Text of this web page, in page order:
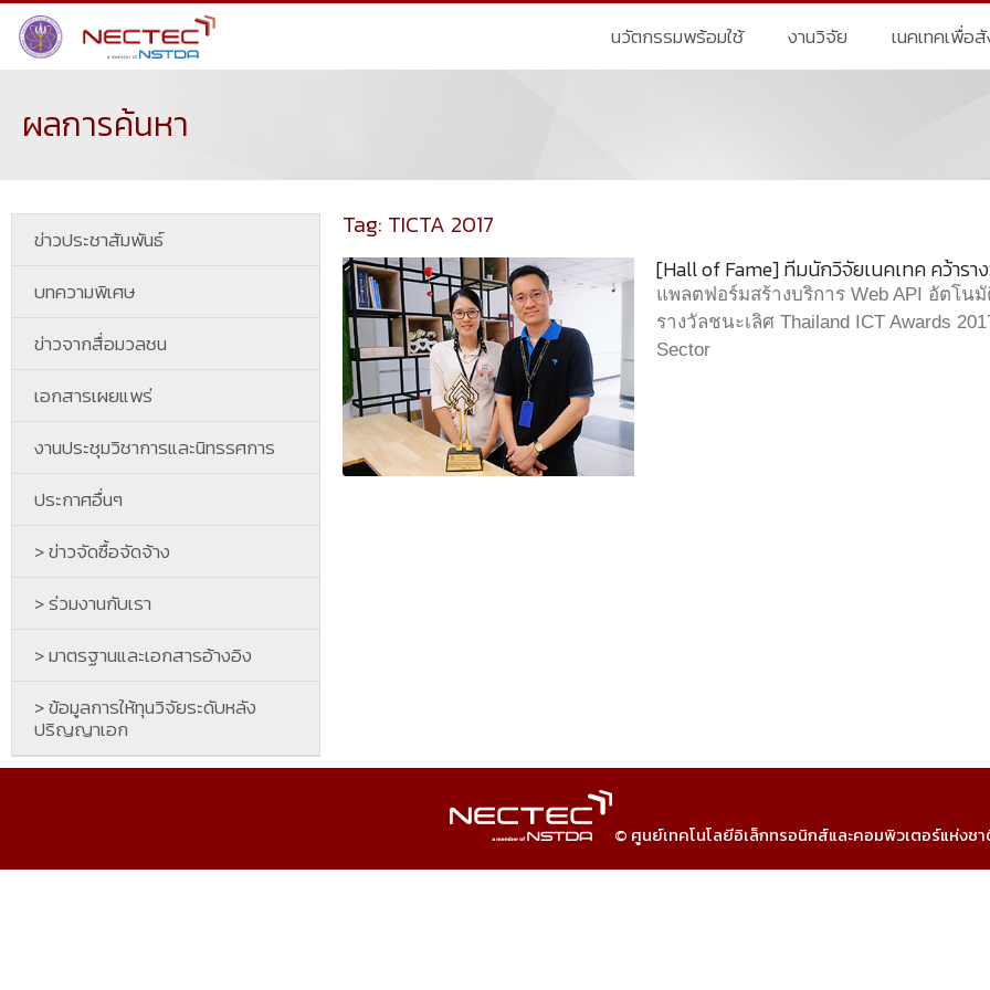
นวัตกรรมพร้อมใช้ งานวิจัย เนคเทคเพื่อ
ผลการค้นหา
ข่าวประชาสัมพันธ์
บทความพิเศษ
ข่าวจากสื่อมวลชน
เอกสารเผยแพร่
งานประชุมวิชาการและนิทรรศการ
ประกาศอื่นๆ
> ข่าวจัดซื้อจัดจ้าง
> ร่วมงานกับเรา
> มาตรฐานและเอกสารอ้างอิง
> ข้อมูลการให้ทุนวิจัยระดับหลัง
ปริญญาเอก
Tag: TICTA 2017
[Hall of Fame] ทีมนักวิจัยเนคเทค คว้ารา
แพลตฟอร์มสร้างบริการ Web API อัตโ
รางวัลชนะเลิศ Thailand ICT Awards
Sector
© ศูนย์เทคโนโลยีอิเล็กทรอนิกส์และคอมพิวเตอร์แห่งชา